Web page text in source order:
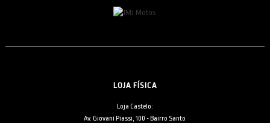
LOJA FÍSICA
Loja Castelo:
Av. Giovani Piassi, 100 - Bairro Santo